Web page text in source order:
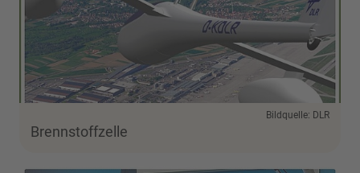
Bildquelle: DLR
Brennstoffzelle